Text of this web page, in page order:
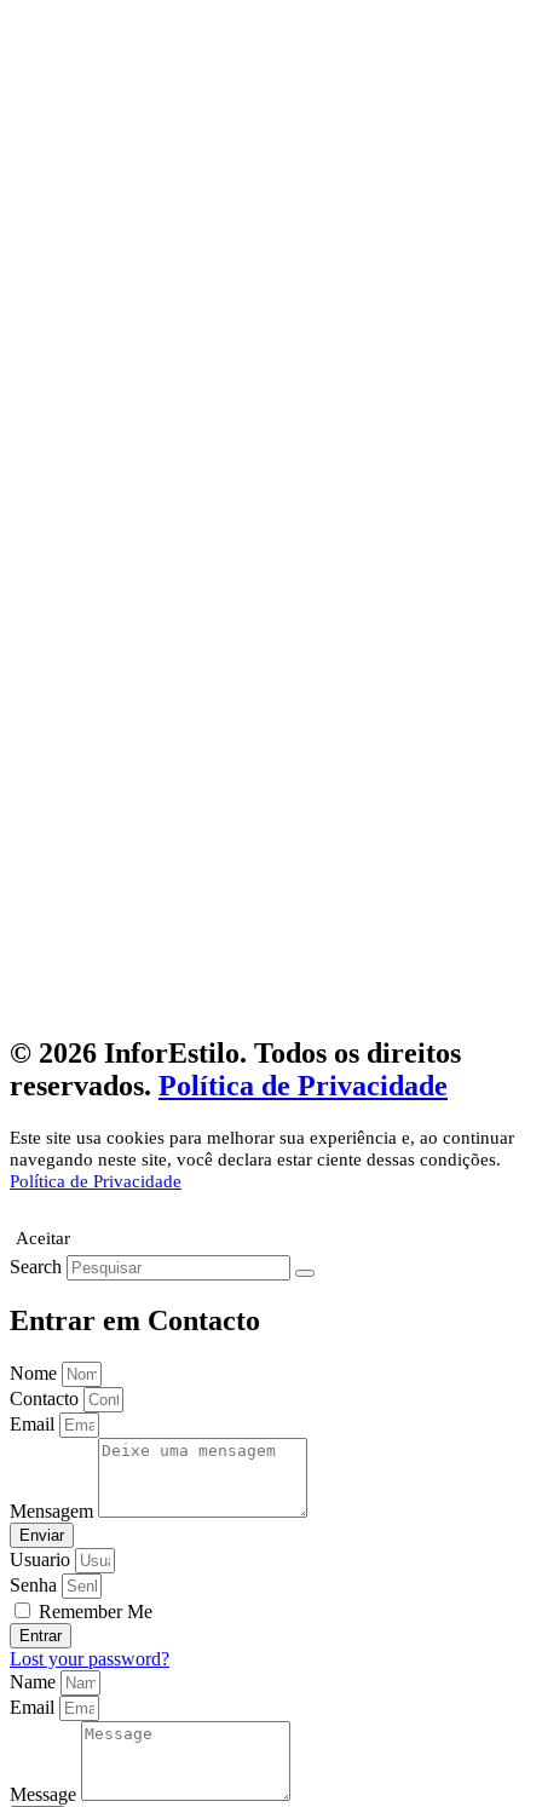
© 2026 InforEstilo. Todos os direitos
reservados. Política de Privacidade
Este site usa cookies para melhorar sua experiência e, ao continuar
navegando neste site, você declara estar ciente dessas condições.
Política de Privacidade
Aceitar
Search
Entrar em Contacto
Nome
Contacto
Email
Mensagem
Enviar
Usuario
Senha
Remember Me
Entrar
Lost your password?
Name
Email
Message